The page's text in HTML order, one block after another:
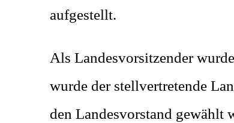
aufgestellt.
Als Landesvorsitzender
wurde der stellvertretende
den Landesvorstand gewählt